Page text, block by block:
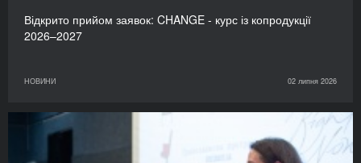
Відкрито прийом заявок: CHANGE - курс із копродукції
2026–2027
НОВИНИ 02 липня 2026